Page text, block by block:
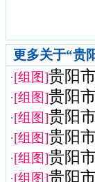
更多关于“贵
·[组图]贵阳
·[组图]贵阳
·[组图]贵阳
·[组图]贵阳
·[组图]贵阳
·[组图]贵阳